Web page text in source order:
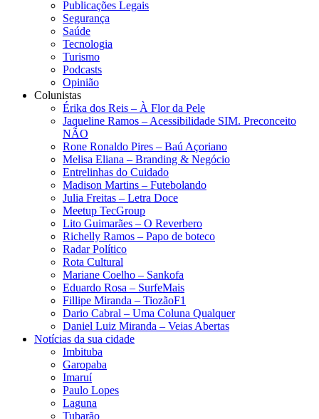
Publicações Legais
Segurança
Saúde
Tecnologia
Turismo
Podcasts
Opinião
Colunistas
Érika dos Reis​ – À Flor da Pele
Jaqueline Ramos – Acessibilidade SIM. Preconceito
NÃO
Rone Ronaldo Pires – Baú Açoriano
Melisa Eliana – Branding & Negócio
Entrelinhas do Cuidado
Madison Martins – Futebolando
Julia Freitas​ – Letra Doce
Meetup TecGroup
Lito Guimarães – O Reverbero
Richelly Ramos​ – Papo de boteco
Radar Político
Rota Cultural
Mariane Coelho – Sankofa
Eduardo Rosa​ – SurfeMais
Fillipe Miranda – TiozãoF1
Dario Cabral – Uma Coluna Qualquer
Daniel Luiz Miranda – Veias Abertas
Notícias da sua cidade
Imbituba
Garopaba
Imaruí
Paulo Lopes
Laguna
Tubarão